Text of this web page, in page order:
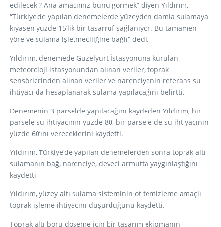
edilecek ? Ana amacımız bunu görmek” diyen Yıldırım,
“Türkiye’de yapılan denemelerde yüzeyden damla sulamaya
kıyasen yüzde 15’lik bir tasarruf sağlanıyor. Bu tamamen
yöre ve sulama işletmeciliğine bağlı” dedi.
Yıldırım, denemede Güzelyurt İstasyonuna kurulan
meteoroloji istasyonundan alınan veriler, toprak
sensörlerinden alınan veriler ve narenciyenin referans su
ihtiyacı da hesaplanarak sulama yapılacağını belirtti.
Denemenin 3 parselde yapılacağını kaydeden Yıldırım, bir
parsele su ihtiyacının yüzde 80, bir parsele de su ihtiyacının
yüzde 60’ını vereceklerini kaydetti.
Yıldırım, Türkiye’de yapılan denemelerden sonra toprak altı
sulamanın bağ, narenciye, deveci armutta yaygınlaştığını
kaydetti.
Yıldırım, yüzey altı sulama sisteminin ot temizleme amaçlı
toprak işleme ihtiyacını düşürdüğünü kaydetti.
Toprak altı boru döşeme için bir tasarım ekipmanın